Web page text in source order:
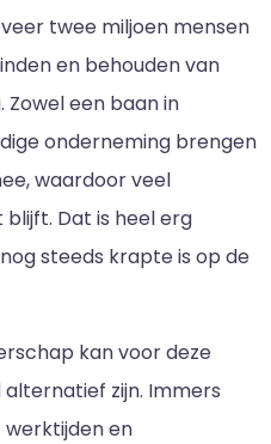
twee miljoen mensen
en behouden van
Zowel een baan in
onderneming brengen
waardoor veel
Dat is heel erg
steeds krapte is op de
kan voor deze
zijn. Immers
werktijden en